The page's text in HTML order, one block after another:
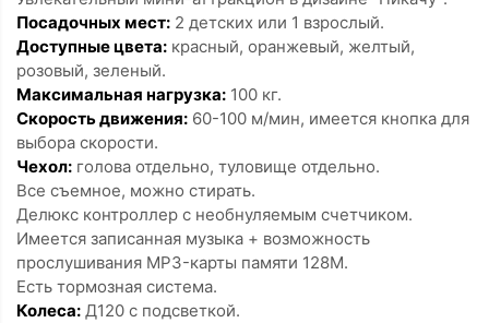
Посадочных мест: 2 детских или 1 взрослый.
Доступные цвета: красный, оранжевый, желтый,
розовый, зеленый.
Максимальная нагрузка: 100 кг.
Скорость движения: 60-100 м/мин, имеется кнопка для
выбора скорости.
Чехол: голова отдельно, туловище отдельно.
Все съемное, можно стирать.
Делюкс контроллер с необнуляемым счетчиком.
Имеется записанная музыка + возможность
прослушивания MP3-карты памяти 128М.
Есть тормозная система.
Колеса: Д120 с подсветкой.